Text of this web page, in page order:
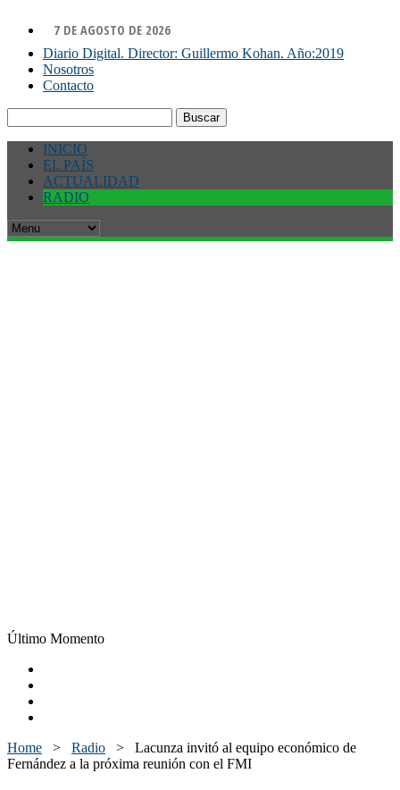
7 DE AGOSTO DE 2026
Diario Digital. Director: Guillermo Kohan. Año:2019
Nosotros
Contacto
INICIO
EL PAÍS
ACTUALIDAD
RADIO
Último Momento
Home > Radio > Lacunza invitó al equipo económico de
Fernández a la próxima reunión con el FMI